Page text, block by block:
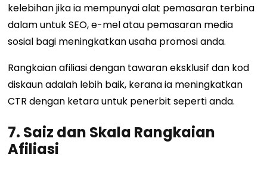
kelebihan jika ia mempunyai alat pemasaran terbina
dalam untuk SEO, e-mel atau pemasaran media
sosial bagi meningkatkan usaha promosi anda.
Rangkaian afiliasi dengan tawaran eksklusif dan kod
diskaun adalah lebih baik, kerana ia meningkatkan
CTR dengan ketara untuk penerbit seperti anda.
7. Saiz dan Skala Rangkaian
Afiliasi